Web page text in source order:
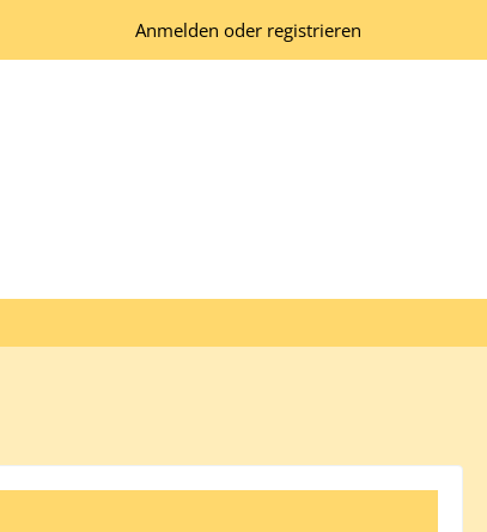
Anmelden oder registrieren